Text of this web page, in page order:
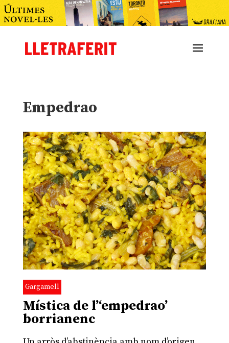
Empedrao
Gargamell
Mística de l’‘empedrao’
borrianenc